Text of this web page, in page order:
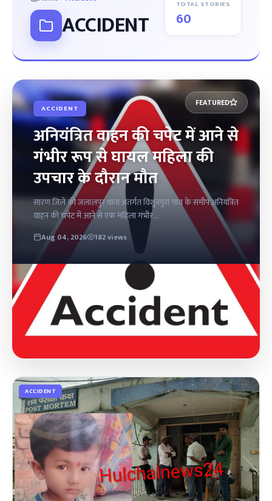
ACCIDENT
TOTAL STORIES
60
ACCIDENT
अनियंत्रित वाहन की चपेट में आने से
गंभीर रूप से घायल महिला की
उपचार के दौरान मौत
सारण जिले की जलालपुर थाना अंतर्गत विशुनपुरा गांव के समीप अनियंत्रित
वाहन की चपेट में आने से एक महिला गंभीर...
Aug 04, 2026 182 views
FEATURED
ACCIDENT